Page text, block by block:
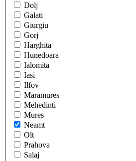
Dolj
Galati
Giurgiu
Gorj
Harghita
Hunedoara
Ialomita
Iasi
Ilfov
Maramures
Mehedinti
Mures
Neamt
Olt
Prahova
Salaj